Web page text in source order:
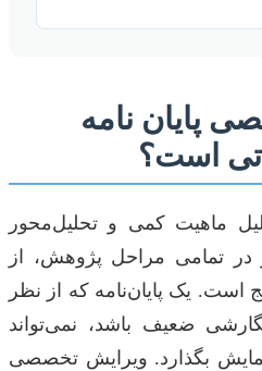
پایان نامه
است؟
ماهیت کمی و تحلیل‌محور
در تمامی مراحل پژوهش، از
است. یک پایان‌نامه که از نظر
ضعیف باشد، نمی‌تواند
بگذارد. ویرایش تخصصی